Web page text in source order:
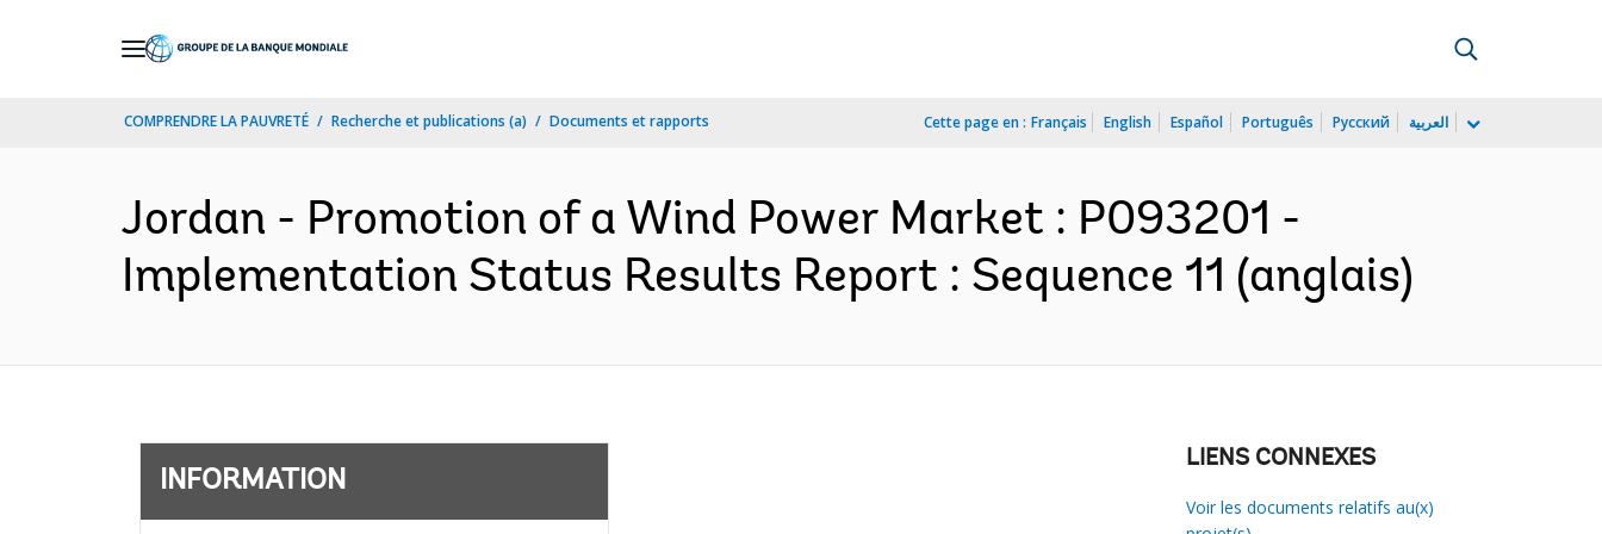
COMPRENDRE LA PAUVRETÉ Recherche et publications (a) Documents et rapports Cette page en : Français English Español Português Русский العربية
Jordan - Promotion of a Wind Power Market : P093201 -
Implementation Status Results Report : Sequence 11 (anglais)
INFORMATION
LIENS CONNEXES
Voir les documents relatifs au(x)